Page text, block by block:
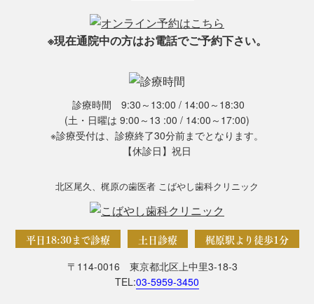
※現在通院中の方はお電話でご予約下さい。
診療時間 9:30～13:00 / 14:00～18:30
(土・日曜は 9:00～13 :00 / 14:00～17:00)
※診療受付は、診療終了30分前までとなります。
【休診日】祝日
北区尾久、梶原の歯医者 こばやし歯科クリニック
平日18:30まで診療 土日診療 梶原駅より徒歩1分
〒114-0016 東京都北区上中里3-18-3
TEL:03-5959-3450